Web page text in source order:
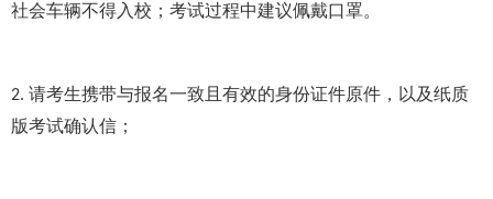
社会车辆不得入校；考试过程中建议佩戴口罩。
2. 请考生携带与报名一致且有效的身份证件原件，以及纸质
版考试确认信；